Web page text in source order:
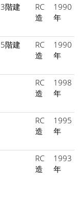
3階建
RC
造
1990
年
5階建
RC
造
1990
年
RC
造
1998
年
RC
造
1995
年
RC
造
1993
年